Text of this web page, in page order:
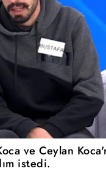
ve Ceylan
istedi.